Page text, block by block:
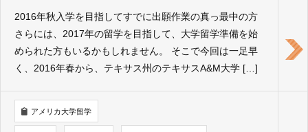
2016年秋入学を目指してすでに出願作業の真っ最中の方
さらには、2017年の留学を目指して、大学留学準備を始
められた方もいるかもしれません。 そこで今回は一足早
く、2016年春から、テキサス州のテキサスA&M大学 […]
アメリカ大学留学